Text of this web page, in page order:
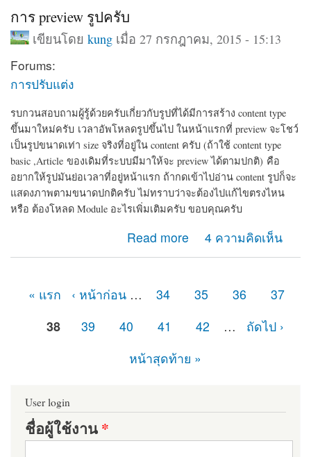
การ preview รูปครับ
เขียนโดย kungเมื่อ 27 กรกฎาคม, 2015 - 15:13
Forums:
การปรับแต่ง
รบกวนสอบถามผู้รู้ด้วยครับเกี่ยวกับรูปที่ได้มีการสร้าง content type
ขึ้นมาใหม่ครับ เวลาอัพโหลดรูปขึ้นไป ในหน้าแรกที่ preview จะโชว์
เป็นรูปขนาดเท่า size จริงที่อยู่ใน content ครับ (ถ้าใช้ content type
basic ,Article ของเดิมที่ระบบมีมาให้จะ preview ได้ตามปกติ) คือ
อยากให้รูปมันย่อเวลาที่อยู่หน้าแรก ถ้ากดเข้าไปอ่าน content รูปก็จะ
แสดงภาพตามขนาดปกติครับ ไม่ทราบว่าจะต้องไปแก้ไขตรงไหน
หรือ ต้องโหลด Module อะไรเพิ่มเติมครับ ขอบคุณครับ
Read more
about การ preview รูปครับ 4 ความคิดเห็น
« แรก ‹ หน้าก่อน … 34 35 36
37
38
39 40 41 42 …
ถัดไป ›
หน้าสุดท้าย »
User login
ชื่อผู้ใช้งาน*